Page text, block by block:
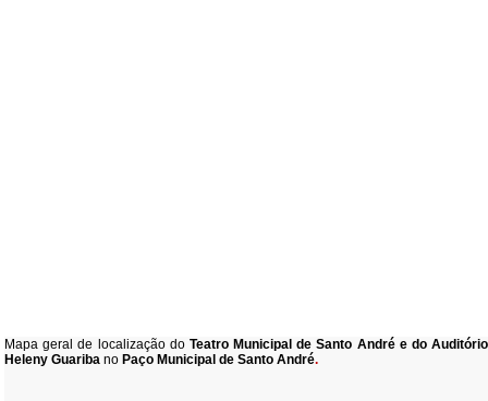
Mapa geral de localização do Teatro Municipal de Santo André e do Auditório
Heleny Guariba no Paço Municipal de Santo André.